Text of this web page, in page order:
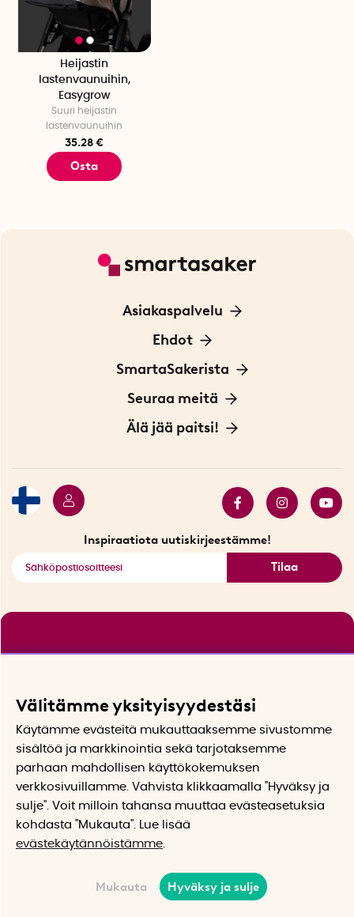
Heijastin
lastenvaunuihin,
Easygrow
Suuri heijastin
lastenvaunuihin
35.28 €
Osta
Asiakaspalvelu
Ota yhteyttä
Ehdot
Tietoa evästeistä
Yksityisyydensuoja
Sopimusehdot
SmartaSakerista
Meistä
Myymälä Tukholmassa
Seuraa meitä
Innovaattoriblogi
Älä jää paitsi!
Inspiraatiota uutiskirjeestämme!
Tilaa
Välitämme yksityisyydestäsi
Käytämme evästeitä mukauttaaksemme sivustomme
sisältöä ja markkinointia sekä tarjotaksemme
parhaan mahdollisen käyttökokemuksen
verkkosivuillamme. Vahvista klikkaamalla "Hyväksy ja
sulje". Voit milloin tahansa muuttaa evästeasetuksia
kohdasta "Mukauta". Lue lisää
evästekäytännöistämme
Mukauta Hyväksy ja sulje